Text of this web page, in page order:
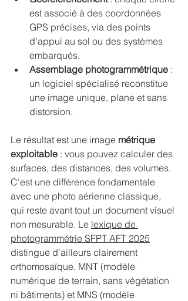
est associé à des coordonnées
GPS précises, via des points
d’appui au sol ou des systèmes
embarqués.
Assemblage photogrammétrique :
un logiciel spécialisé reconstitue
une image unique, plane et sans
distorsion.
Le résultat est une image métrique
exploitable : vous pouvez calculer des
surfaces, des distances, des volumes.
C’est une différence fondamentale
avec une photo aérienne classique,
qui reste avant tout un document visuel
non mesurable. Le lexique de
photogrammétrie SFPT AFT 2025
distingue d’ailleurs clairement
orthomosaïque, MNT (modèle
numérique de terrain, sans végétation
ni bâtiments) et MNS (modèle